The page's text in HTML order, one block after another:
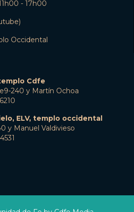
- 17h00
Occidental
Cdfe
240 y Martín Ochoa
ELV, templo occidental
y Manuel Valdivieso